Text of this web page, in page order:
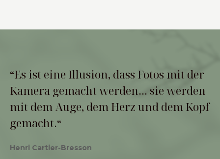
“Es ist eine Illusion, dass Fotos mit der
Kamera gemacht werden… sie werden
mit dem Auge, dem Herz und dem Kopf
gemacht.“
Henri Cartier-Bresson